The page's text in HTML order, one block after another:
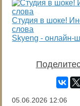
Студия в шоке!
слова
Skyeng - онлайн-
05.06.2026 12:06